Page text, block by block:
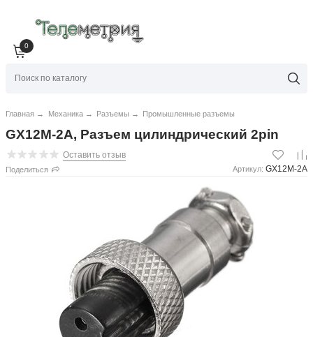
0
Главная → Механика → Разъемы → Промышленные разъемы
GX12M-2A, Разъем цилиндрический 2pin
Оставить отзыв
Поделиться Артикул: GX12M-2A